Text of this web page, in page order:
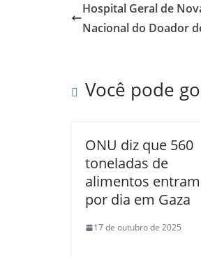
Hospital Geral de
Nacional do Doador
Você pode
ONU diz que 560
toneladas de
alimentos entram
por dia em Gaza
17 de outubro de 2025